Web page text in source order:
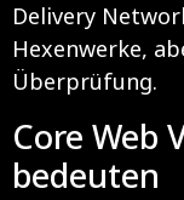
Delivery
Hexenwerke,
Überprüfung.
Core Web
bedeuten